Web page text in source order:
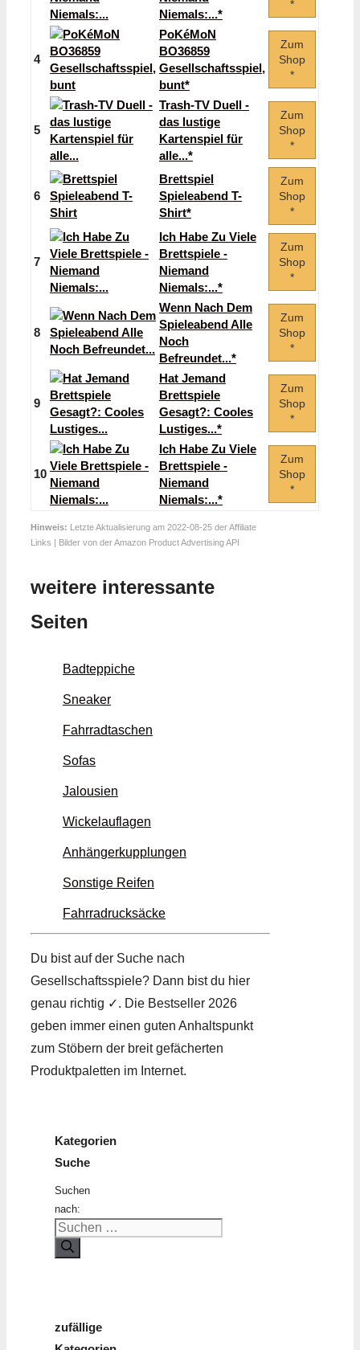
Niemals:...*
*
4
PoKéMoN
BO36859
Gesellschaftsspiel,
bunt*
Zum
Shop
*
5
Trash-TV Duell -
das lustige
Kartenspiel für
alle...*
Zum
Shop
*
6
Brettspiel
Spieleabend T-
Shirt*
Zum
Shop
*
7
Ich Habe Zu Viele
Brettspiele -
Niemand
Niemals:...*
Zum
Shop
*
8
Wenn Nach Dem
Spieleabend Alle
Noch
Befreundet...*
Zum
Shop
*
9
Hat Jemand
Brettspiele
Gesagt?: Cooles
Lustiges...*
Zum
Shop
*
10
Ich Habe Zu Viele
Brettspiele -
Niemand
Niemals:...*
Zum
Shop
*
Hinweis: Letzte Aktualisierung am 2022-08-25 der Affiliate
Links | Bilder von der Amazon Product Advertising API
weitere interessante
Seiten
Badteppiche
Sneaker
Fahrradtaschen
Sofas
Jalousien
Wickelauflagen
Anhängerkupplungen
Sonstige Reifen
Fahrradrucksäcke
Du bist auf der Suche nach
Gesellschaftsspiele? Dann bist du hier
genau richtig ✓. Die Bestseller 2026
geben immer einen guten Anhaltspunkt
zum Stöbern der breit gefächerten
Produktpaletten im Internet.
Kategorien
Suche
Suchen
nach:
zufällige